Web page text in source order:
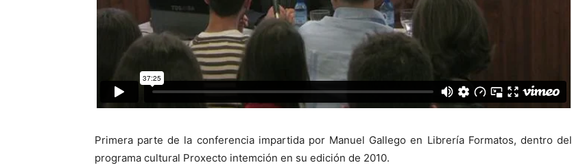
Primera parte de la conferencia impartida por Manuel Gallego en Librería Formatos, dentro del
programa cultural Proxecto intemción en su edición de 2010.